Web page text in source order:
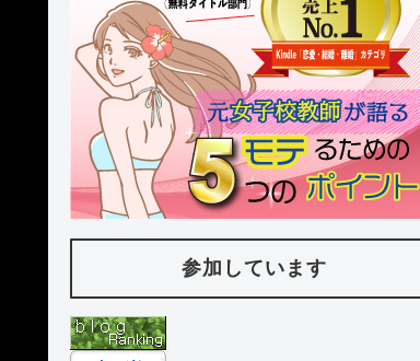
参加しています